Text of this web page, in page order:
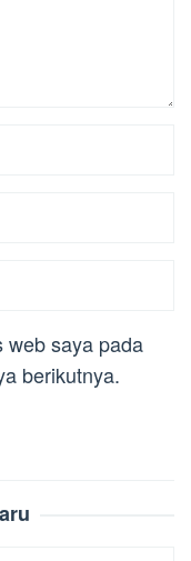
web saya pada
berikutnya.